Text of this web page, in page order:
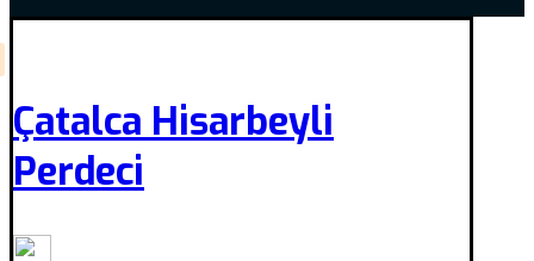
Çatalca Hisarbeyli
Perdeci